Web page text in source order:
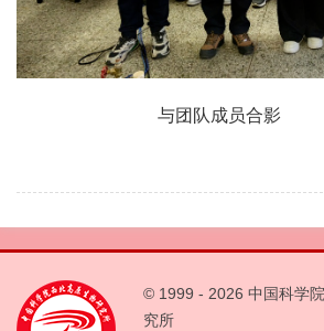
与团队成员合影
© 1999 - 2026 中国科学
究所